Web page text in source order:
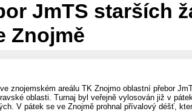
JmTS starších
Znojmě
znojemském areálu TK Znojmo oblastní přebor
oblasti. Turnaj byl veřejně vylosován již v
V pátek se ve Znojmě prohnal přívalový déšť,